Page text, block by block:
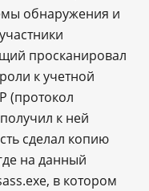
обнаружения и
просканировал
к учетной
(протокол
к ней
сделал копию
на данный
в котором